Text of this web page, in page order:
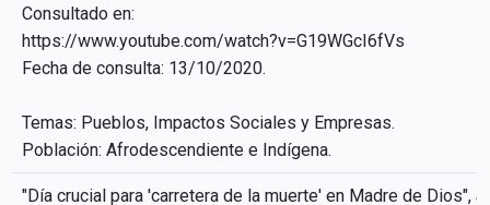
Consultado en:
https://www.youtube.com/watch?v=G19WGcI6fVs
Fecha de consulta: 13/10/2020.
Temas: Pueblos, Impactos Sociales y Empresas.
Población: Afrodescendiente e Indígena.
"Día crucial para 'carretera de la muerte' en Madre de Dios",